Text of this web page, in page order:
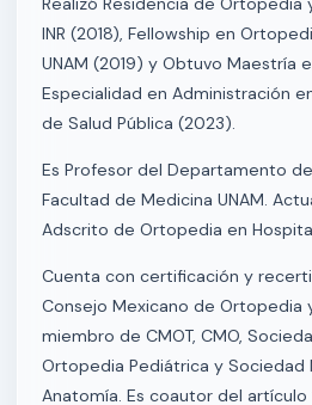
INR (2018), Fellowship en
UNAM (2019) y Obtuvo Maestría
Especialidad en Administración
de Salud Pública (2023).
Es Profesor del Departamento
Facultad de Medicina UNAM.
Adscrito de Ortopedia en
Cuenta con certificación y
Consejo Mexicano de Ortopedia
miembro de CMOT, CMO,
Ortopedia Pediátrica y Sociedad
Anatomía. Es coautor del artículo